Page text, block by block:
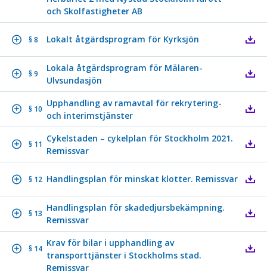
och Skolfastigheter AB
§ 8 Lokalt åtgärdsprogram för Kyrksjön
§ 9
Lokala åtgärdsprogram för Mälaren-
Ulvsundasjön
§ 10
Upphandling av ramavtal för rekrytering-
och interimstjänster
§ 11
Cykelstaden – cykelplan för Stockholm 2021.
Remissvar
§ 12 Handlingsplan för minskat klotter. Remissvar
§ 13
Handlingsplan för skadedjursbekämpning.
Remissvar
§ 14
Krav för bilar i upphandling av
transporttjänster i Stockholms stad.
Remissvar